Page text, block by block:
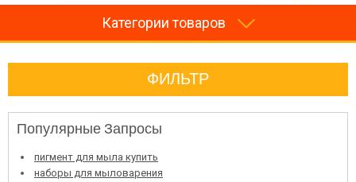
Категории товаров
ФИЛЬТР
Популярные Запросы
пигмент для мыла купить
наборы для мыловарения